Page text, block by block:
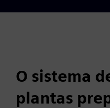
O sistema
plantas